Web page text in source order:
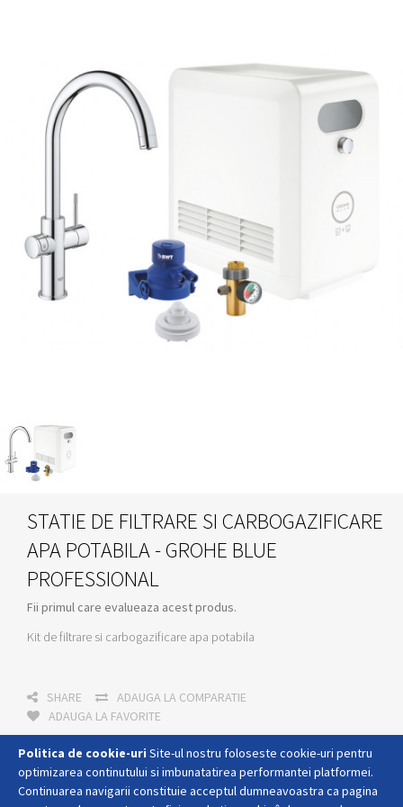
Politica de cookie-uri Site-ul nostru foloseste cookie-uri pentru
optimizarea continutului si imbunatatirea performantei platformei.
Continuarea navigarii constituie acceptul dumneavoastra ca pagina
STATIE DE FILTRARE SI CARBOGAZIFICARE
APA POTABILA - GROHE BLUE
PROFESSIONAL
Fii primul care evalueaza acest produs.
Kit de filtrare si carbogazificare apa potabila
SHARE
ADAUGA LA COMPARATIE
ADAUGA LA FAVORITE
CANT: